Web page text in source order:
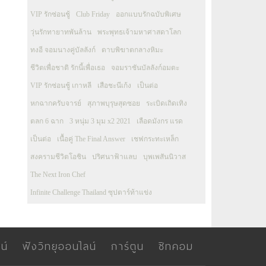
VIP รักซ่อนชู้ Club Friday ออกแบบรักฉบับพิเศษ
วุ่นรักทายาทพันล้าน พระพุทธเจ้ามหาศาสดาโลก
ทงอี จอมนางคู่บัลลังก์ ดาบพิฆาตกลางหิมะ
ชีวิตเพื่อชาติ รักนี้เพื่อเธอ จอมราชันบัลลังก์อมตะ
VIP รักซ่อนชู้ เกาหลี เสือชะนีเก้ง เป็นต่อ
หกฉากครับจารย์ สุภาพบุรุษสุดซอย ระเบิดเถิดเทิง
ตลก 6 ฉาก 3 หนุ่ม 3 มุม x2 2021 เลือดมังกร แรด
เป็นต่อ เนื้อคู่ The Final Answer เชฟกระทะเหล็ก
สงครามชีวิตโอชิน ปริศนาฟ้าแลบ บุพเพสันนิวาส
The Next Iron Chef
Infinite Challenge Thailand ซุปตาร์ท้าแข่ง
ฟังวิทยุออนไลน์ การ์ตูน ซิทคอม